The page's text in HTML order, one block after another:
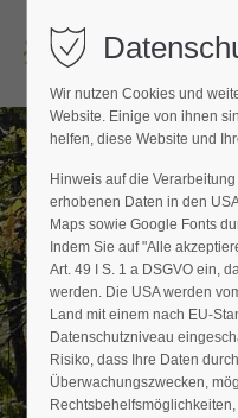
Login
Benutzername (E-
Passwort
Anmelden
Register|Lost your
Hier finden Sie
Nähe
Wir nutzen Cookies und
Website. Einige von ihnen
helfen, diese Website und
Hinweis auf die
erhobenen Daten in den
Maps sowie Google Fonts
Indem Sie auf "Alle
Art. 49 I S. 1 a DSGVO ein,
werden. Die USA werden
Land mit einem nach EU-
Datenschutzniveau
Risiko, dass Ihre Daten
Überwachungszwecken,